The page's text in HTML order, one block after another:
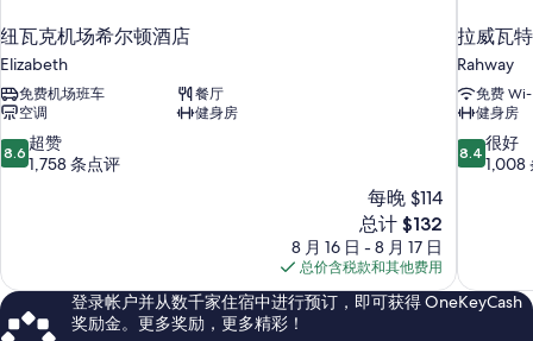
纽瓦克机场希尔顿酒店
Elizabeth
免费机场班车
餐厅
空调
健身房
8.6
分，
1,758
条
点
8.6 超赞
1,758 条点评
每晚 $114
新
价
格
$132
总计 $132
8 月 16 日 - 8 月 17 日
总价含税款和其他费用
拉威瓦
Rahway
免费
健身房
8.4
分，
1,008
条
8.4 很好
1,008
登录帐户并从数千家住宿中进行预订，即可获得 OneKeyCash
奖励金。更多奖励，更多精彩！